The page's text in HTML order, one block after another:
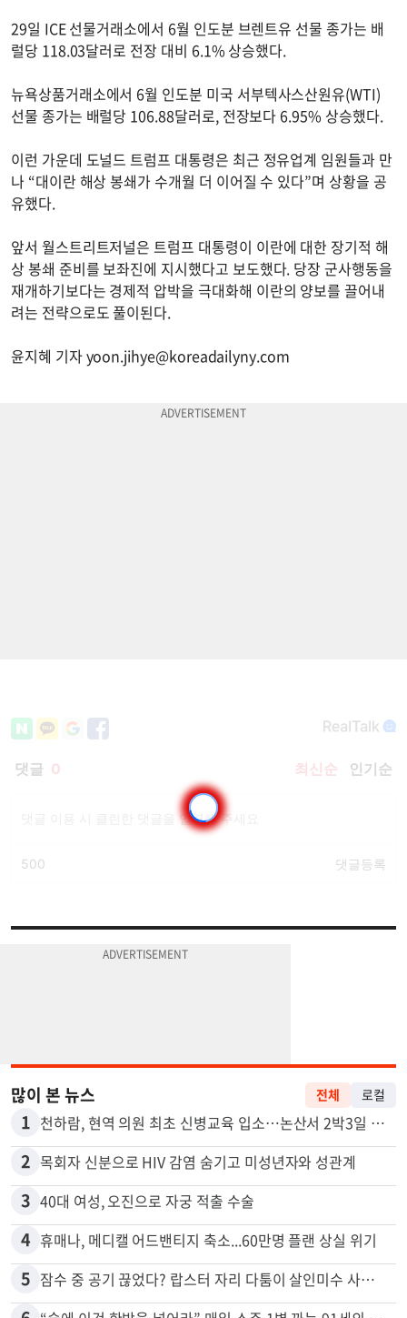
29일 ICE 선물거래소에서 6월 인도분 브렌트유 선물 종가는 배
럴당 118.03달러로 전장 대비 6.1% 상승했다.
뉴욕상품거래소에서 6월 인도분 미국 서부텍사스산원유(WTI)
선물 종가는 배럴당 106.88달러로, 전장보다 6.95% 상승했다.
이런 가운데 도널드 트럼프 대통령은 최근 정유업계 임원들과 만
나 “대이란 해상 봉쇄가 수개월 더 이어질 수 있다”며 상황을 공
유했다.
앞서 월스트리트저널은 트럼프 대통령이 이란에 대한 장기적 해
상 봉쇄 준비를 보좌진에 지시했다고 보도했다. 당장 군사행동을
재개하기보다는 경제적 압박을 극대화해 이란의 양보를 끌어내
려는 전략으로도 풀이된다.
윤지혜 기자yoon.jihye@koreadailyny.com
많이 본 뉴스
1
2 목회자 신분으로 HIV 감염 숨기고 미성년자와 성관계
3 40대 여성, 오진으로 자궁 적출 수술
4 휴매나, 메디캘 어드밴티지 축소...60만명 플랜 상실 위기